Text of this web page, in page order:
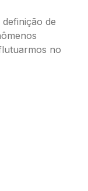
definição de
no